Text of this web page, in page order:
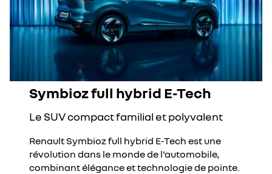
Symbioz full hybrid E-Tech
Le SUV compact familial et polyvalent
Renault Symbioz full hybrid E-Tech est une
révolution dans le monde de l'automobile,
combinant élégance et technologie de pointe.